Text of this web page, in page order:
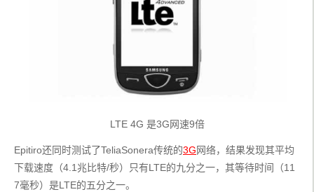
LTE 4G 是3G网速9倍
Epitiro还同时测试了TeliaSonera传统的3G网络，结果发现其平均
下载速度（4.1兆比特/秒）只有LTE的九分之一，其等待时间（11
7毫秒）是LTE的五分之一。